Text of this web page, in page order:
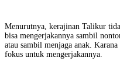
Menurutnya, kerajinan Talikur
bisa mengerjakannya sambil
atau sambil menjaga anak.
fokus untuk mengerjakannya.